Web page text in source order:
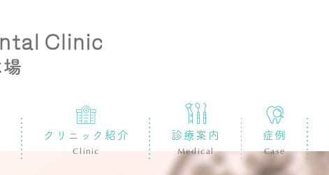
クリニック紹介
Clinic
診療案内
Medical
症例
Case